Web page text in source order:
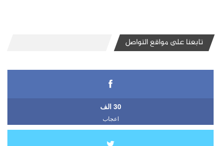
تابعنا على مواقع التواصل
30 الف
اعجاب